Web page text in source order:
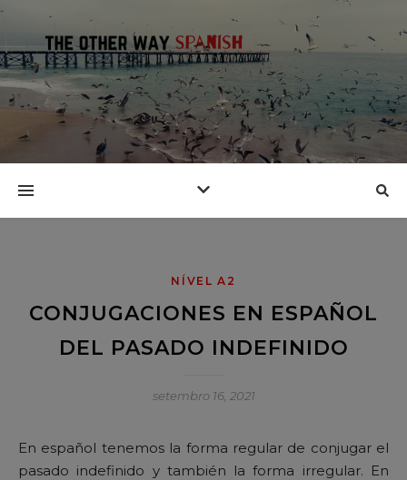
NÍVEL A2
CONJUGACIONES EN ESPAÑOL
DEL PASADO INDEFINIDO
setembro 16, 2021
En español tenemos la forma regular de conjugar el
pasado indefinido y también la forma irregular. En